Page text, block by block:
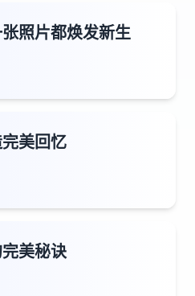
照片都焕发新生
美回忆
美秘诀